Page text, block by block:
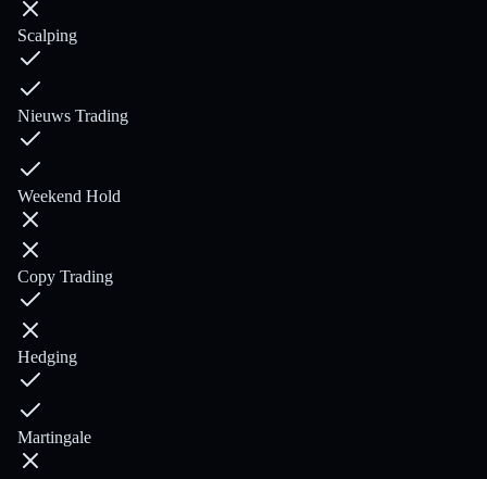
Scalping
Nieuws Trading
Weekend Hold
Copy Trading
Hedging
Martingale